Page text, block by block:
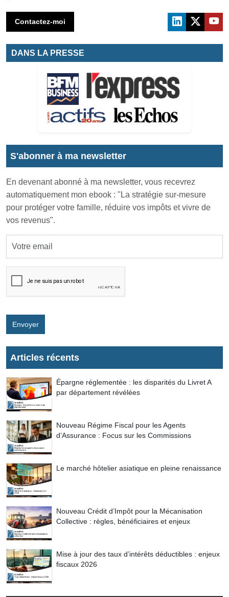
Contactez-moi
DANS LA PRESSE
S'abonner à ma newsletter
En devenant abonné à ma newsletter, vous recevrez
automatiquement mon ebook : "La stratégie sur-mesure
pour protéger votre famille, réduire vos impôts et vivre de
vos revenus".
Envoyer
Articles récents
Épargne réglementée : les disparités du Livret A
par département révélées
Nouveau Régime Fiscal pour les Agents
d’Assurance : Focus sur les Commissions
Le marché hôtelier asiatique en pleine renaissance
Nouveau Crédit d’Impôt pour la Mécanisation
Collective : règles, bénéficiaires et enjeux
Mise à jour des taux d’intérêts déductibles : enjeux
fiscaux 2026